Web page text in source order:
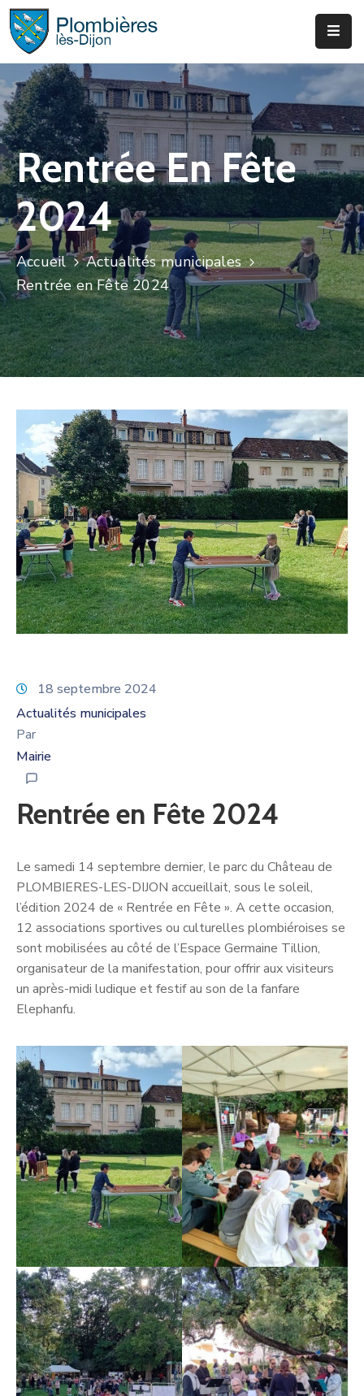
Municipalité
Services
Que
Faire
?
Infos
&
Actus
Rentrée En Fête
2024
Accueil
Actualités municipales
Rentrée en Fête 2024
18 septembre 2024
Actualités municipales
Par
Mairie
Rentrée en Fête 2024
Le samedi 14 septembre dernier, le parc du Château de
PLOMBIERES-LES-DIJON accueillait, sous le soleil,
l’édition 2024 de « Rentrée en Fête ». A cette occasion,
12 associations sportives ou culturelles plombiéroises se
sont mobilisées au côté de l’Espace Germaine Tillion,
organisateur de la manifestation, pour offrir aux visiteurs
un après-midi ludique et festif au son de la fanfare
Elephanfu.